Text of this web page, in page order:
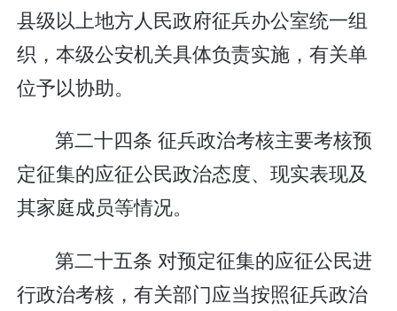
县级以上地方人民政府征兵办公室统一组
织，本级公安机关具体负责实施，有关单
位予以协助。
第二十四条 征兵政治考核主要考核预
定征集的应征公民政治态度、现实表现及
其家庭成员等情况。
第二十五条 对预定征集的应征公民进
行政治考核，有关部门应当按照征兵政治